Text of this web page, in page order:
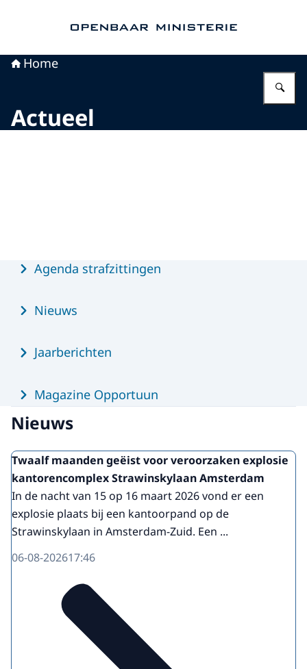
Home
Actueel
MenuAgenda strafzittingen
Nieuws
Jaarberichten
Magazine Opportuun
Nieuws
Twaalf maanden geëist voor veroorzaken explosie
kantorencomplex Strawinskylaan Amsterdam
In de nacht van 15 op 16 maart 2026 vond er een
explosie plaats bij een kantoorpand op de
Strawinskylaan in Amsterdam-Zuid. Een ...
06-08-202617:46